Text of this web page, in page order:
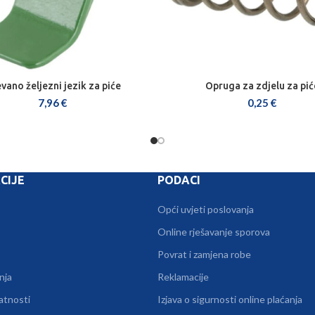
DODAJ U KOŠARICU
željezni jezik za piće
7,96€
DODAJ U KOŠARICU
Opruga za zdjelu za
0,25 €
PODACI
Opći uvjeti poslovanja
Online rješavanje sporova
Povrat i zamjena robe
Reklamacije
Izjava o sigurnosti online plaćanja